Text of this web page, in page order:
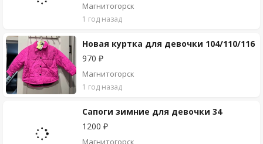
Магнитогорск
1 год назад
Новая куртка для девочки 104/110/116
970 ₽
Магнитогорск
1 год назад
Сапоги зимние для девочки 34
1200 ₽
Магнитогорск